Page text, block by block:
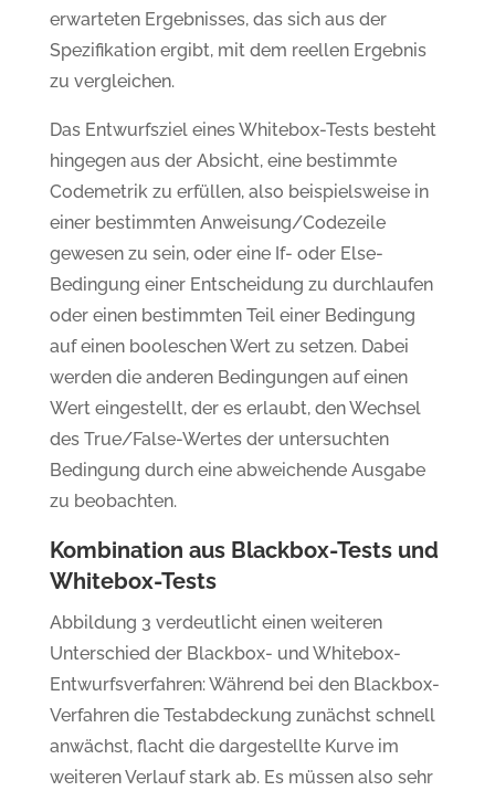
erwarteten Ergebnisses, das sich aus der
Spezifikation ergibt, mit dem reellen Ergebnis
zu vergleichen.
Das Entwurfsziel eines Whitebox-Tests besteht
hingegen aus der Absicht, eine bestimmte
Codemetrik zu erfüllen, also beispielsweise in
einer bestimmten Anweisung/Codezeile
gewesen zu sein, oder eine If- oder Else-
Bedingung einer Entscheidung zu durchlaufen
oder einen bestimmten Teil einer Bedingung
auf einen booleschen Wert zu setzen. Dabei
werden die anderen Bedingungen auf einen
Wert eingestellt, der es erlaubt, den Wechsel
des True/False-Wertes der untersuchten
Bedingung durch eine abweichende Ausgabe
zu beobachten.
Kombination aus Blackbox-Tests und
Whitebox-Tests
Abbildung 3 verdeutlicht einen weiteren
Unterschied der Blackbox- und Whitebox-
Entwurfsverfahren: Während bei den Blackbox-
Verfahren die Testabdeckung zunächst schnell
anwächst, flacht die dargestellte Kurve im
weiteren Verlauf stark ab. Es müssen also sehr